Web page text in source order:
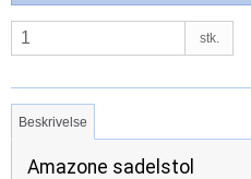
stk.
Beskrivelse
Amazone sadelstol